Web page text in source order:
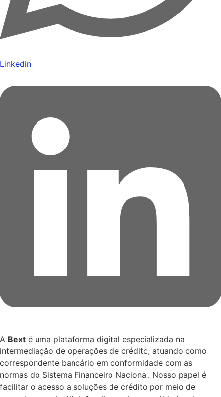
Linkedin
A Bext é uma plataforma digital especializada na
intermediação de operações de crédito, atuando como
correspondente bancário em conformidade com as
normas do Sistema Financeiro Nacional. Nosso papel é
facilitar o acesso a soluções de crédito por meio de